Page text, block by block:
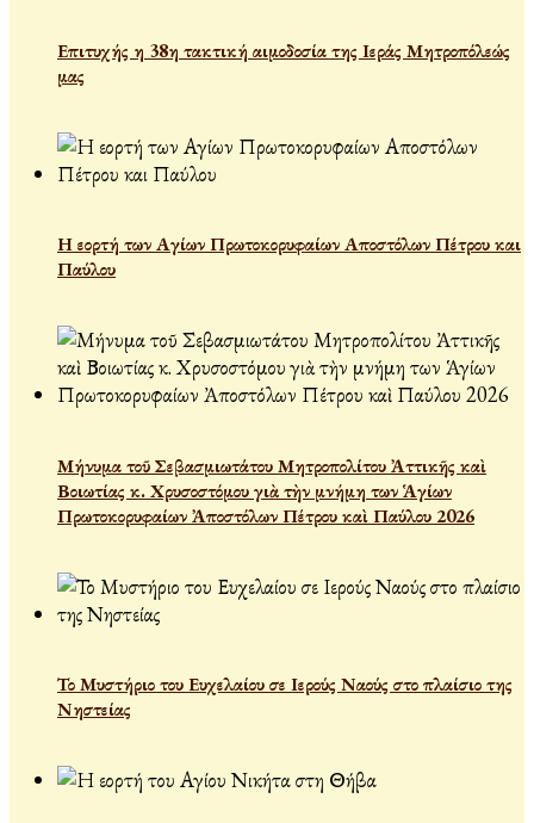
Επιτυχής η 38η τακτική αιμοδοσία της Ιεράς Μητροπόλεώς
μας
Η εορτή των Αγίων Πρωτοκορυφαίων Αποστόλων Πέτρου και
Παύλου
Μήνυμα τοῦ Σεβασμιωτάτου Μητροπολίτου Ἀττικῆς καὶ
Βοιωτίας κ. Χρυσοστόμου γιὰ τὴν μνήμη των Ἁγίων
Πρωτοκορυφαίων Ἀποστόλων Πέτρου καὶ Παύλου 2026
Το Μυστήριο του Ευχελαίου σε Ιερούς Ναούς στο πλαίσιο της
Νηστείας